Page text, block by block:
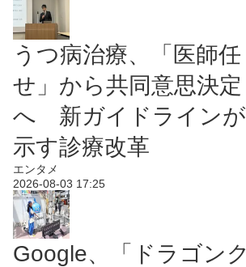
うつ病治療、「医師任
せ」から共同意思決定
へ 新ガイドラインが
示す診療改革
エンタメ
2026-08-03 17:25
Google、「ドラゴンク